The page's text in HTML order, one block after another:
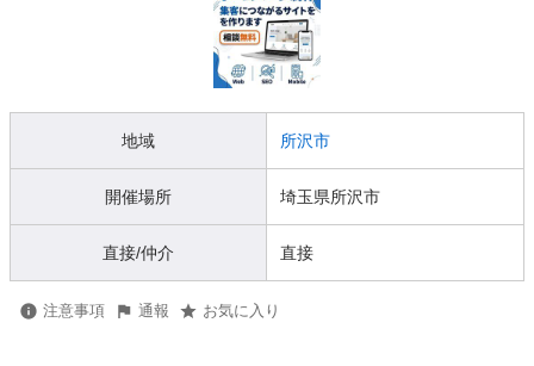
地域 所沢市
開催場所 埼玉県所沢市
直接/仲介 直接
注意事項 通報 お気に入り